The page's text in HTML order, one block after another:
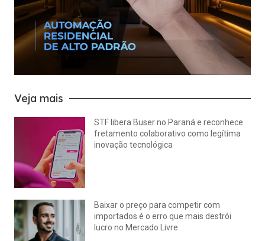
Veja mais
STF libera Buser no Paraná e reconhece
fretamento colaborativo como legítima
inovação tecnológica
Baixar o preço para competir com
importados é o erro que mais destrói
lucro no Mercado Livre